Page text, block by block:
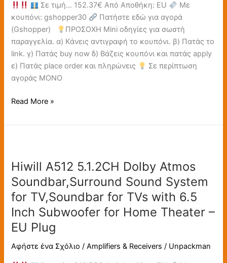
Σε τιμή… 152.37€ Από Αποθήκη: EU
Με
κουπόνι: gshopper30
Πατήστε εδώ για αγορά
(Gshopper)
ΠΡΟΣΟΧΗ Mini οδηγίες για σωστή
παραγγελία. α) Κάνεις αντιγραφή το κουπόνι. β) Πατάς το
link. γ) Πατάς buy now δ) Βάζεις κουπόνι και πατάς apply
ε) Πατάς place order και πληρώνεις
Σε περίπτωση
αγοράς ΜΟΝΟ
Rear
Speakers
Wired
Surround
Sound
System,
380W
Power,
eARC/ARC/Optical,
HiElite
A51
Read More »
Hiwill A512 5.1.2CH Dolby Atmos
Soundbar,Surround Sound System
for TV,Soundbar for TVs with 6.5
Inch Subwoofer for Home Theater –
EU Plug
Αφήστε ένα Σχόλιο /Amplifiers & Receivers / Unpackman
5.1.2CH
Dolby
Atmos
Soundbar,Surround
Sound
System
TV,Soundbar